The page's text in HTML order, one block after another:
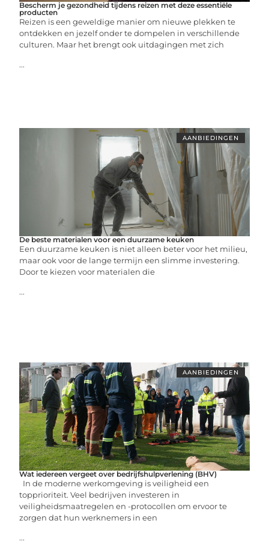
Bescherm je gezondheid tijdens reizen met deze essentiële
producten
Reizen is een geweldige manier om nieuwe plekken te
ontdekken en jezelf onder te dompelen in verschillende
culturen. Maar het brengt ook uitdagingen met zich
...
AANBIEDINGEN
De beste materialen voor een duurzame keuken
Een duurzame keuken is niet alleen beter voor het milieu,
maar ook voor de lange termijn een slimme investering.
Door te kiezen voor materialen die
...
AANBIEDINGEN
Wat iedereen vergeet over bedrijfshulpverlening (BHV)
In de moderne werkomgeving is veiligheid een
topprioriteit. Veel bedrijven investeren in
veiligheidsmaatregelen en -protocollen om ervoor te
zorgen dat hun werknemers in een
...